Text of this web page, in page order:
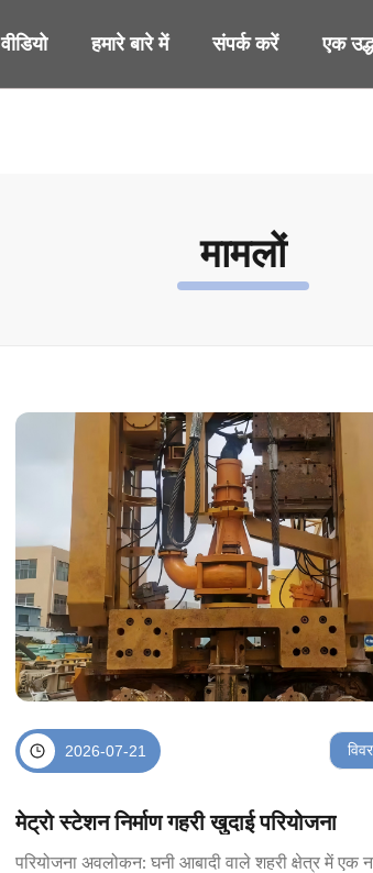
वीडियो हमारे बारे में संपर्क करें एक
मामलों
2026-07-21
मेट्रो स्टेशन निर्माण गहरी खुदाई परियोजना
परियोजना अवलोकन: घनी आबादी वाले शहरी क्षेत्र में एक